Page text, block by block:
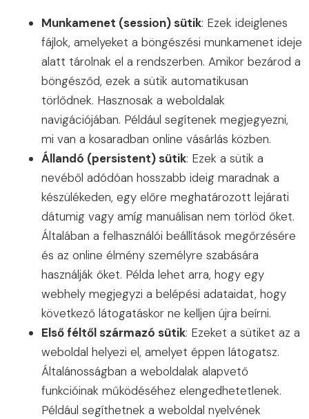
Munkamenet (session) sütik: Ezek ideiglenes
fájlok, amelyeket a böngészési munkamenet ideje
alatt tárolnak el a rendszerben. Amikor bezárod a
böngésződ, ezek a sütik automatikusan
törlődnek. Hasznosak a weboldalak
navigációjában. Például segítenek megjegyezni,
mi van a kosaradban online vásárlás közben.
Állandó (persistent) sütik: Ezek a sütik a
nevéből adódóan hosszabb ideig maradnak a
készülékeden, egy előre meghatározott lejárati
dátumig vagy amíg manuálisan nem törlöd őket.
Általában a felhasználói beállítások megőrzésére
és az online élmény személyre szabására
használják őket. Példa lehet arra, hogy egy
webhely megjegyzi a belépési adataidat, hogy
következő látogatáskor ne kelljen újra beírni.
Első féltől származó sütik: Ezeket a sütiket az a
weboldal helyezi el, amelyet éppen látogatsz.
Általánosságban a weboldalak alapvető
funkcióinak működéséhez elengedhetetlenek.
Például segíthetnek a weboldal nyelvének